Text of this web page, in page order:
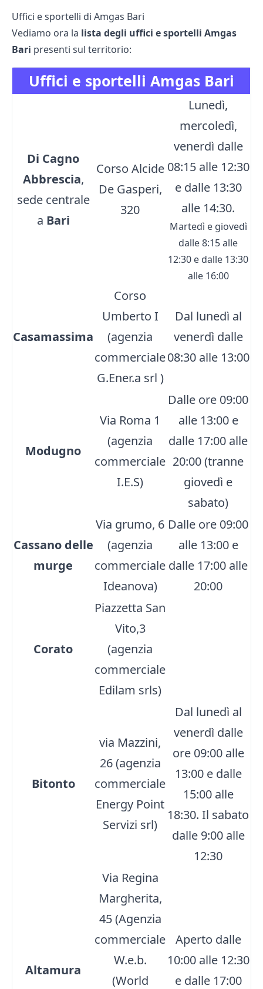
Uffici e sportelli di Amgas Bari
Vediamo ora la lista degli uffici e sportelli Amgas
Bari presenti sul territorio:
Uffici e sportelli Amgas Bari
Di Cagno
Abbrescia,
sede centrale
a Bari
Corso Alcide
De Gasperi,
320
Lunedì,
mercoledì,
venerdì dalle
08:15 alle 12:30
e dalle 13:30
alle 14:30.
Martedì e giovedì
dalle 8:15 alle
12:30 e dalle 13:30
alle 16:00
Casamassima
Corso
Umberto I
(agenzia
commerciale
G.Ener.a srl )
Dal lunedì al
venerdì dalle
08:30 alle 13:00
Modugno
Via Roma 1
(agenzia
commerciale
I.E.S)
Dalle ore 09:00
alle 13:00 e
dalle 17:00 alle
20:00 (tranne
giovedì e
sabato)
Cassano delle
murge
Via grumo, 6
(agenzia
commerciale
Ideanova)
Dalle ore 09:00
alle 13:00 e
dalle 17:00 alle
20:00
Corato
Piazzetta San
Vito,3
(agenzia
commerciale
Edilam srls)
Bitonto
via Mazzini,
26 (agenzia
commerciale
Energy Point
Servizi srl)
Dal lunedì al
venerdì dalle
ore 09:00 alle
13:00 e dalle
15:00 alle
18:30. Il sabato
dalle 9:00 alle
12:30
Altamura
Via Regina
Margherita,
45 (Agenzia
commerciale
W.e.b.
(World
Aperto dalle
10:00 alle 12:30
e dalle 17:00